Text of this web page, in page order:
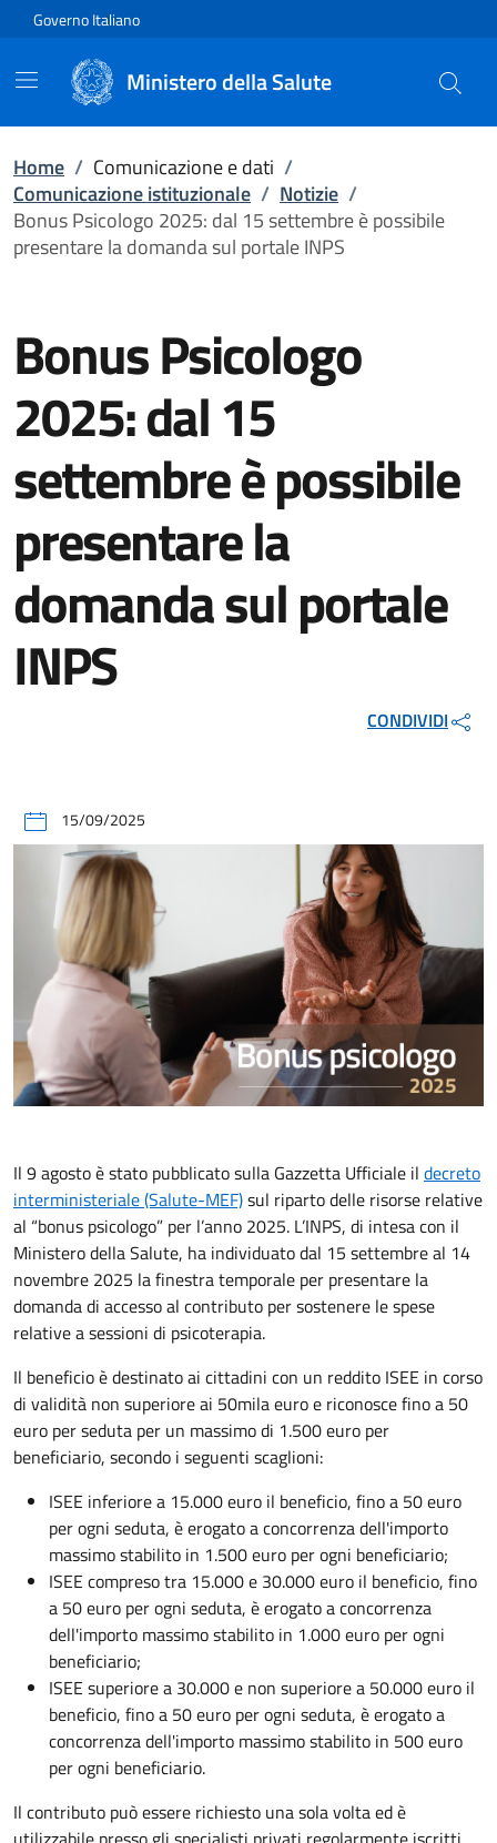
Vai direttamente al contenuto
Governo Italiano
Ministero della Salute
Home / Comunicazione e dati /
Comunicazione istituzionale / Notizie /
Bonus Psicologo 2025: dal 15 settembre è possibile
presentare la domanda sul portale INPS
Bonus Psicologo
2025: dal 15
settembre è possibile
presentare la
domanda sul portale
INPS
CONDIVIDI
15/09/2025
Il 9 agosto è stato pubblicato sulla Gazzetta Ufficiale il decreto
interministeriale (Salute-MEF)sul riparto delle risorse relative
al “bonus psicologo” per l’anno 2025. L’INPS, di intesa con il
Ministero della Salute, ha individuato dal 15 settembre al 14
novembre 2025 la finestra temporale per presentare la
domanda di accesso al contributo per sostenere le spese
relative a sessioni di psicoterapia.
Il beneficio è destinato ai cittadini con un reddito ISEE in corso
di validità non superiore ai 50mila euro e riconosce fino a 50
euro per seduta per un massimo di 1.500 euro per
beneficiario, secondo i seguenti scaglioni:
ISEE inferiore a 15.000 euro il beneficio, fino a 50 euro
per ogni seduta, è erogato a concorrenza dell'importo
massimo stabilito in 1.500 euro per ogni beneficiario;
ISEE compreso tra 15.000 e 30.000 euro il beneficio, fino
a 50 euro per ogni seduta, è erogato a concorrenza
dell'importo massimo stabilito in 1.000 euro per ogni
beneficiario;
ISEE superiore a 30.000 e non superiore a 50.000 euro il
beneficio, fino a 50 euro per ogni seduta, è erogato a
concorrenza dell'importo massimo stabilito in 500 euro
per ogni beneficiario.
Il contributo può essere richiesto una sola volta ed è